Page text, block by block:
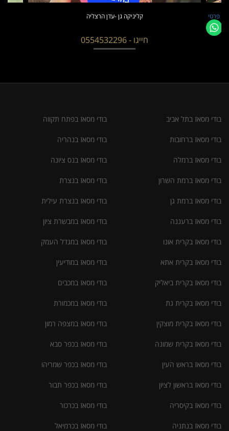
פרטי קליניקה גן -עדן הרצליה
חייגו - 0554532296
בודי מסאז בתל אביב
בודי מסאז ברחובות
בודי מסאז ברמלה
בודי מסאז ברמת השרון
בודי מסאז ברמת גן
בודי מסאז ברעננה
בודי מסאז בקרית אונו
בודי מסאז בקרית אתא
בודי מסאז בקרית ביאליק
בודי מסאז בקרית גת
בודי מסאז בקרית מוצקין
בודי מסאז בקרית שמונה
בודי מסאז בראש העין
בודי מסאז בראשון לציון
בודי מסאז בקיסריה
בודי מסאז בנתניה
בודי מסאז בפתח תקווה
בודי מסאז בנהריה
בודי מסאז בנס ציונה
בודי מסאז בנצרת
בודי מסאז בנצרת עילית
בודי מסאז במבשרת ציון
בודי מסאז במגדל העמק
בודי מסאז במודיעין
בודי מסאז במכבים
בודי מסאז במכמורת
בודי מסאז במצפה רמון
בודי מסאז בכפר סבא
בודי מסאז בכפר שמריהו
בודי מסאז בכפר תבור
בודי מסאז בכרכור
בודי מסאז בכרמיאל